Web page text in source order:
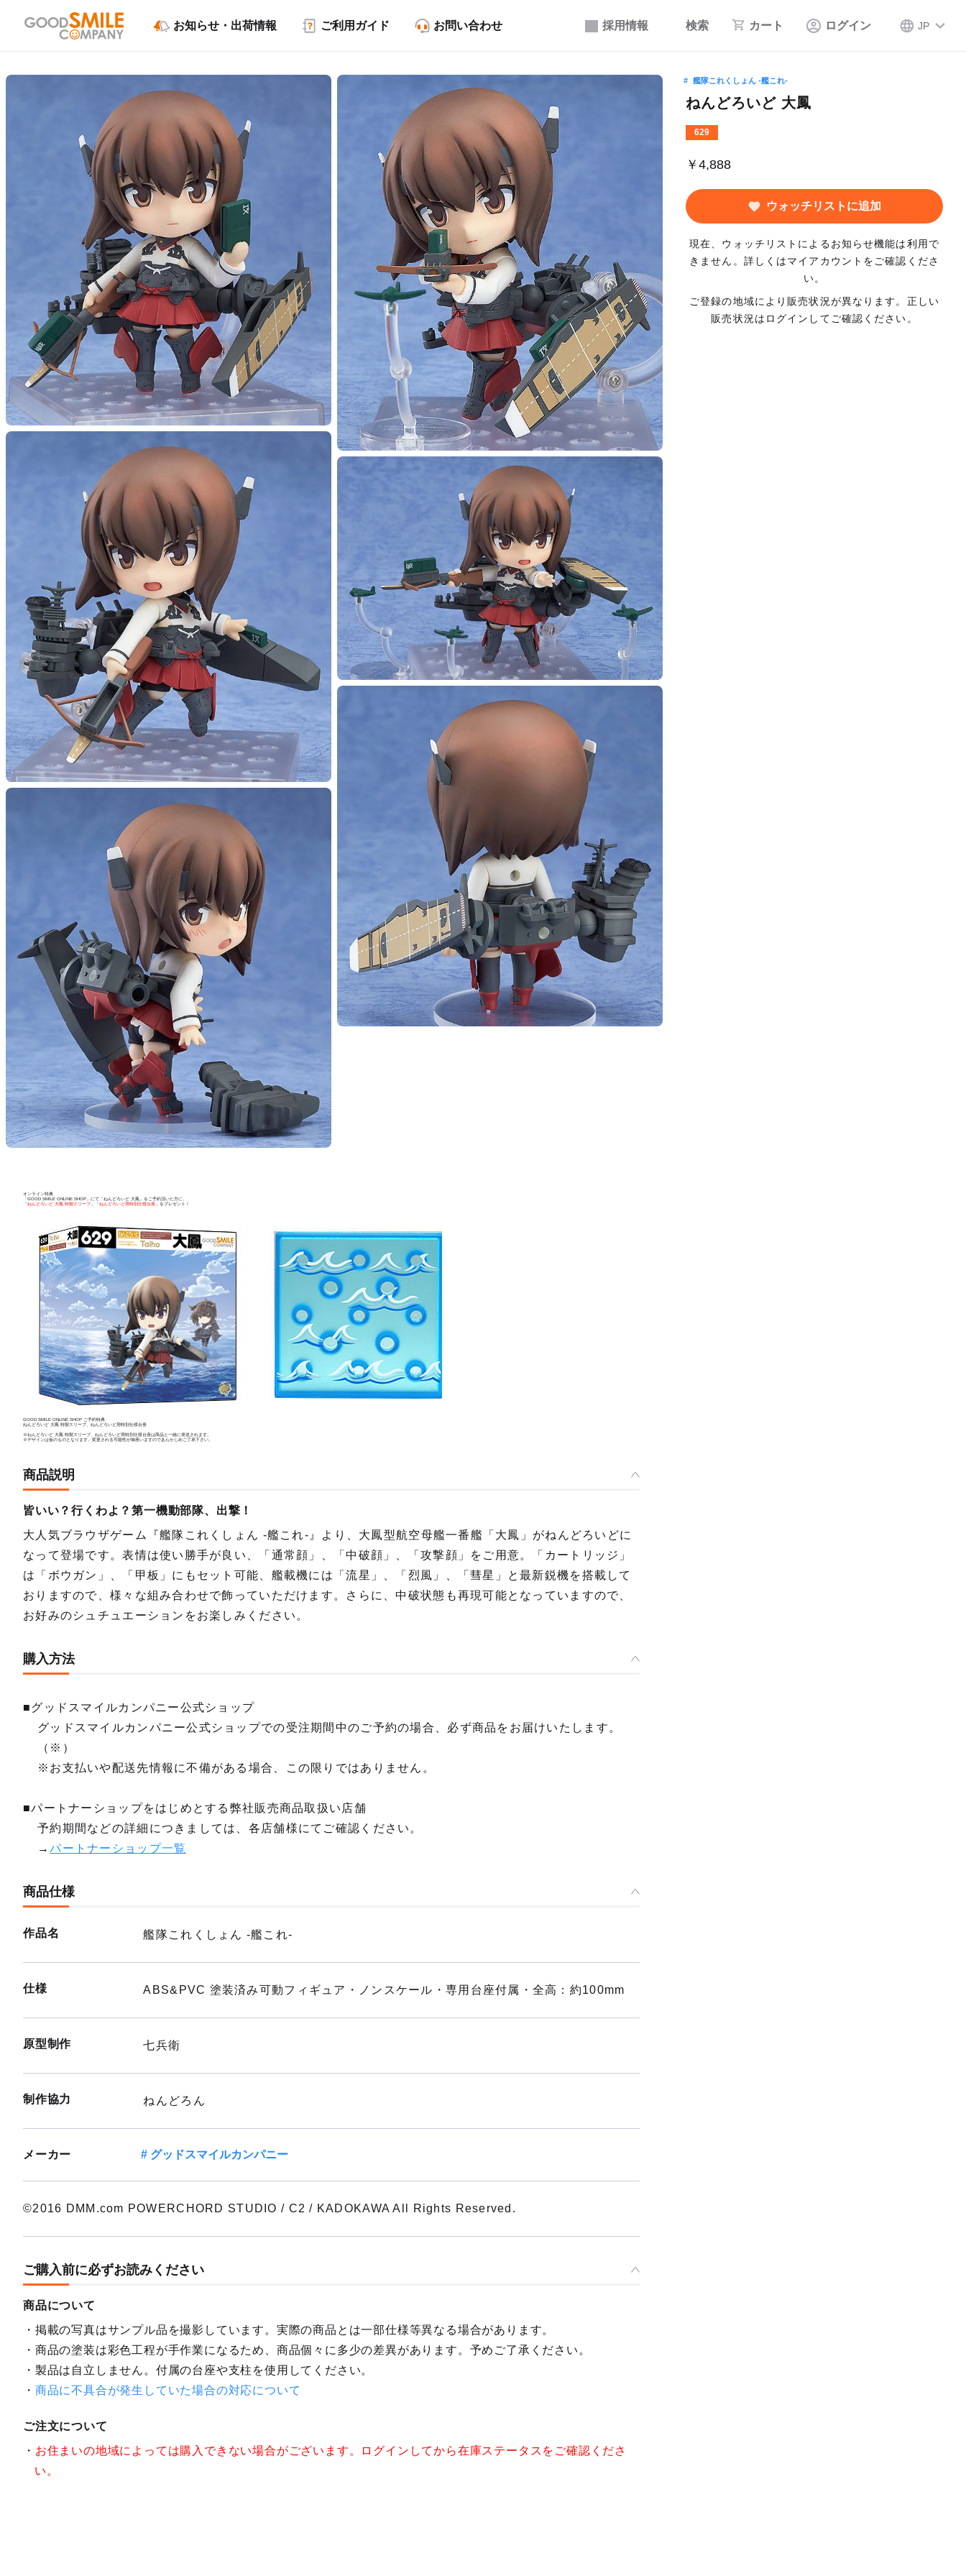
採用情報 検索 カート ログイン JP
お知らせ・出荷情報 ご利用ガイド お問い合わせ
艦隊これくしょん ‐艦これ‐
ねんどろいど 大鳳
629
￥4,888
ウォッチリストに追加
現在、ウォッチリストによるお知らせ機能は利用で
きません。詳しくはマイアカウントをご確認くださ
い。
ご登録の地域により販売状況が異なります。正しい
販売状況はログインしてご確認ください。
オンライン特典
「GOOD SMILE ONLINE SHOP」にて「ねんどろいど 大鳳」をご予約頂いた方に、
「ねんどろいど 大鳳 特製スリーブ 」「ねんどろいど用特別仕様台座 」をプレゼント！
GOOD SMILE ONLINE SHOP ご予約特典
ねんどろいど 大鳳 特製スリーブ、ねんどろいど用特別仕様台座
※ねんどろいど 大鳳 特製スリーブ、ねんどろいど用特別仕様台座は商品と一緒に発送されます。
※デザインは仮のものとなります。変更される可能性が御座いますのであらかじめご了承下さい。
商品説明
皆いい？行くわよ？第一機動部隊、出撃！
大人気ブラウザゲーム『艦隊これくしょん -艦これ-』より、大鳳型航空母艦一番艦「大鳳」がねんどろいどに
なって登場です。表情は使い勝手が良い、「通常顔」、「中破顔」、「攻撃顔」をご用意。「カートリッジ」
は「ボウガン」、「甲板」にもセット可能、艦載機には「流星」、「烈風」、「彗星」と最新鋭機を搭載して
おりますので、様々な組み合わせで飾っていただけます。さらに、中破状態も再現可能となっていますので、
お好みのシュチュエーションをお楽しみください。
購入方法
■グッドスマイルカンパニー公式ショップ
グッドスマイルカンパニー公式ショップでの受注期間中のご予約の場合、必ず商品をお届けいたします。
（※）
※お支払いや配送先情報に不備がある場合、この限りではありません。
■パートナーショップをはじめとする弊社販売商品取扱い店舗
予約期間などの詳細につきましては、各店舗様にてご確認ください。
→パートナーショップ一覧
商品仕様
作品名 艦隊これくしょん ‐艦これ‐
仕様 ABS&PVC 塗装済み可動フィギュア・ノンスケール・専用台座付属・全高：約100mm
原型制作 七兵衛
制作協力 ねんどろん
メーカー グッドスマイルカンパニー
©2016 DMM.com POWERCHORD STUDIO / C2 / KADOKAWA All Rights Reserved.
ご購入前に必ずお読みください
商品について
掲載の写真はサンプル品を撮影しています。実際の商品とは一部仕様等異なる場合があります。
商品の塗装は彩色工程が手作業になるため、商品個々に多少の差異があります。予めご了承ください。
製品は自立しません。付属の台座や支柱を使用してください。
商品に不具合が発生していた場合の対応について
ご注文について
お住まいの地域によっては購入できない場合がございます。ログインしてから在庫ステータスをご確認くださ
い。